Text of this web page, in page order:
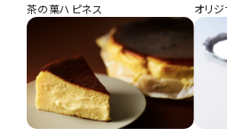
茶の菓ハピネス オリ